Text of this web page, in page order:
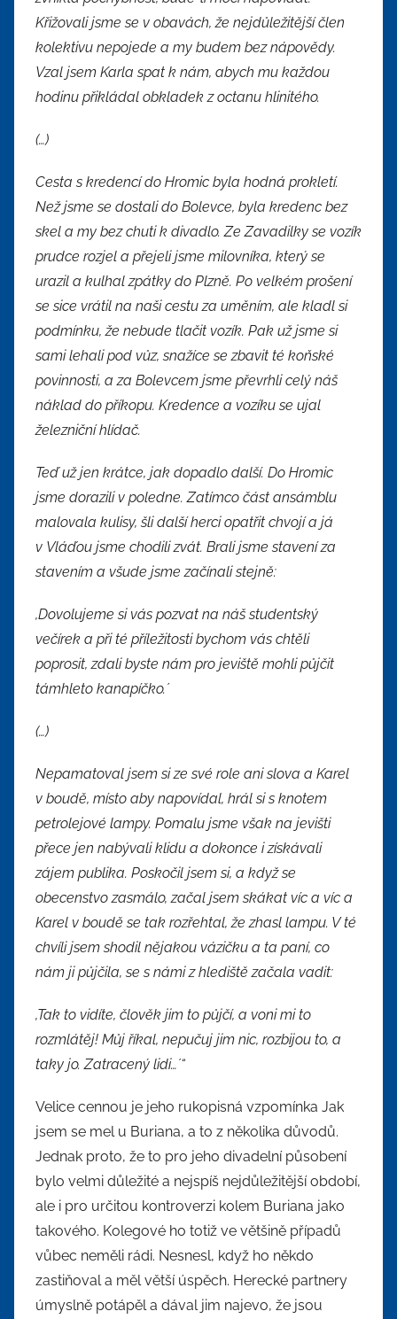
Křižovali jsme se v obavách, že nejdůležitější člen
kolektivu nepojede a my budem bez nápovědy.
Vzal jsem Karla spat k nám, abych mu každou
hodinu přikládal obkladek z octanu hlinitého.
(…)
Cesta s kredencí do Hromic byla hodná prokletí.
Než jsme se dostali do Bolevce, byla kredenc bez
skel a my bez chuti k divadlo. Ze Zavadilky se vozík
prudce rozjel a přejeli jsme milovníka, který se
urazil a kulhal zpátky do Plzně. Po velkém prošení
se sice vrátil na naši cestu za uměním, ale kladl si
podmínku, že nebude tlačit vozík. Pak už jsme si
sami lehali pod vůz, snažíce se zbavit té koňské
povinnosti, a za Bolevcem jsme převrhli celý náš
náklad do příkopu. Kredence a vozíku se ujal
železniční hlídač.
Teď už jen krátce, jak dopadlo další. Do Hromic
jsme dorazili v poledne. Zatímco část ansámblu
malovala kulisy, šli další herci opatřit chvojí a já
v Vláďou jsme chodili zvát. Brali jsme stavení za
stavením a všude jsme začínali stejně:
,Dovolujeme si vás pozvat na náš studentský
večírek a při té příležitosti bychom vás chtěli
poprosit, zdali byste nám pro jeviště mohli půjčit
támhleto kanapíčko.´
(…)
Nepamatoval jsem si ze své role ani slova a Karel
v boudě, místo aby napovídal, hrál si s knotem
petrolejové lampy. Pomalu jsme však na jevišti
přece jen nabývali klidu a dokonce i získávali
zájem publika. Poskočil jsem si, a když se
obecenstvo zasmálo, začal jsem skákat víc a víc a
Karel v boudě se tak rozřehtal, že zhasl lampu. V té
chvíli jsem shodil nějakou vázičku a ta paní, co
nám ji půjčila, se s námi z hlediště začala vadit:
,Tak to vidíte, člověk jim to půjčí, a voni mi to
rozmlátěj! Můj říkal, nepučuj jim nic, rozbijou to, a
taky jo. Zatracený lidi…´“
Velice cennou je jeho rukopisná vzpomínka Jak
jsem se mel u Buriana, a to z několika důvodů.
Jednak proto, že to pro jeho divadelní působení
bylo velmi důležité a nejspíš nejdůležitější období,
ale i pro určitou kontroverzi kolem Buriana jako
takového. Kolegové ho totiž ve většině případů
vůbec neměli rádi. Nesnesl, když ho někdo
zastiňoval a měl větší úspěch. Herecké partnery
úmyslně potápěl a dával jim najevo, že jsou